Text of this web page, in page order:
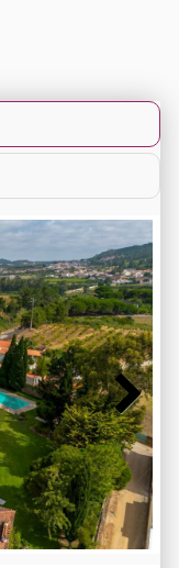
Next